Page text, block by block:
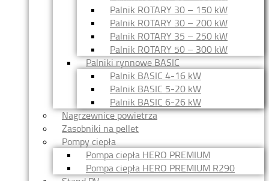
Palnik ROTARY 30 – 150 kW
Palnik ROTARY 30 – 200 kW
Palnik ROTARY 35 – 250 kW
Palnik ROTARY 50 – 300 kW
Palniki rynnowe BASIC
Palnik BASIC 4-16 kW
Palnik BASIC 5-20 kW
Palnik BASIC 6-26 kW
Nagrzewnice powietrza
Zasobniki na pellet
Pompy ciepła
Pompa ciepła HERO PREMIUM
Pompa ciepła HERO PREMIUM R290